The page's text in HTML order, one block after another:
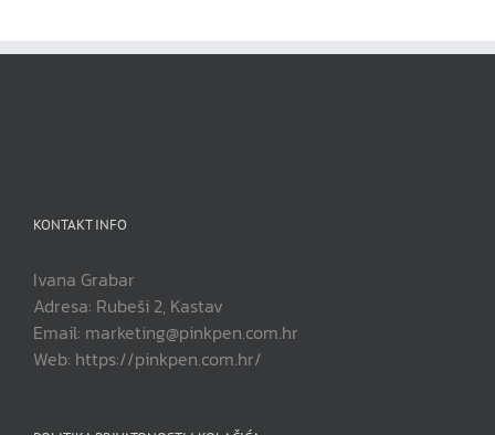
KONTAKT INFO
Ivana Grabar
Adresa: Rubeši 2, Kastav
Email: marketing@pinkpen.com.hr
Web: https://pinkpen.com.hr/